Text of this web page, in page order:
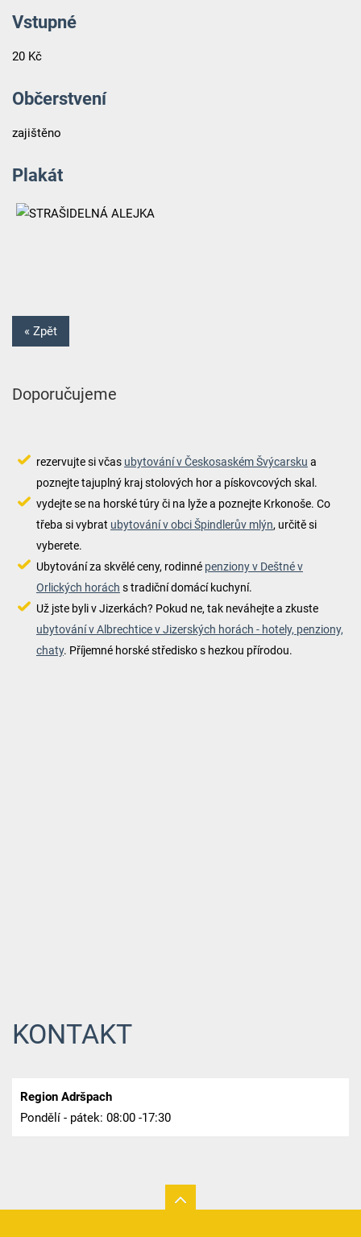
Vstupné
20 Kč
Občerstvení
zajištěno
Plakát
« Zpět
Doporučujeme
rezervujte si včas ubytování v Českosaském Švýcarsku a
poznejte tajuplný kraj stolových hor a pískovcových skal.
vydejte se na horské túry či na lyže a poznejte Krkonoše. Co
třeba si vybrat ubytování v obci Špindlerův mlýn, určitě si
vyberete.
Ubytování za skvělé ceny, rodinné penziony v Deštné v
Orlických horách s tradiční domácí kuchyní.
Už jste byli v Jizerkách? Pokud ne, tak neváhejte a zkuste
ubytování v Albrechtice v Jizerských horách - hotely, penziony,
chaty. Příjemné horské středisko s hezkou přírodou.
KONTAKT
Region Adršpach
Pondělí - pátek: 08:00 -17:30